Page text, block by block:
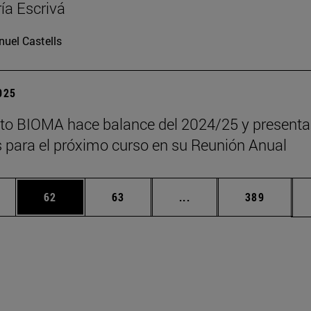
Escrivá
Castells
BIOMA hace balance del 2024/25 y
el próximo curso en su Reunión Anual
Use TAB para desplazarse.
Página
62 Página
63 ... Páginas intermedias
Página
389